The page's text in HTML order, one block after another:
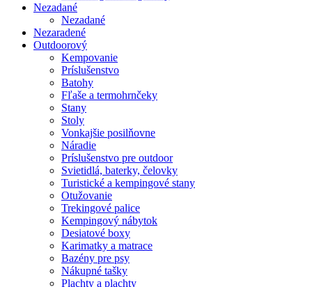
Nezadané
Nezadané
Nezaradené
Outdoorový
Kempovanie
Príslušenstvo
Batohy
Fľaše a termohrnčeky
Stany
Stoly
Vonkajšie posilňovne
Náradie
Príslušenstvo pre outdoor
Svietidlá, baterky, čelovky
Turistické a kempingové stany
Otužovanie
Trekingové palice
Kempingový nábytok
Desiatové boxy
Karimatky a matrace
Bazény pre psy
Nákupné tašky
Plachty a plachty